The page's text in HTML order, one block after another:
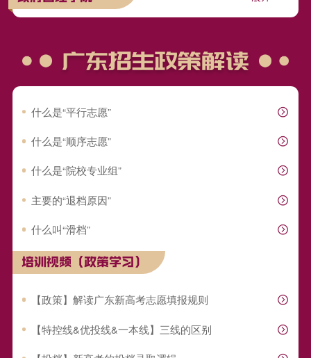
什么是“平行志愿”
什么是“顺序志愿”
什么是“院校专业组”
主要的“退档原因”
什么叫“滑档”
培训视频（政策学习）
【政策】解读广东新高考志愿填报规则
【特控线&优投线&一本线】三线的区别